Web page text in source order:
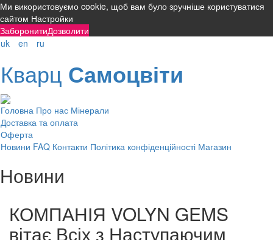
Ми використовуємо cookie, щоб вам було зручніше користуватися
сайтом Настройки
ЗаборонитиДозволити
uk
en ru
Кварц Самоцвіти
Головна Про нас Мінерали
Доставка та оплата
Оферта
Новини FAQ Контакти Політика конфіденційності Магазин
Новини
КОМПАНІЯ VOLYN GEMS
вітає Всіх з Наступаючим